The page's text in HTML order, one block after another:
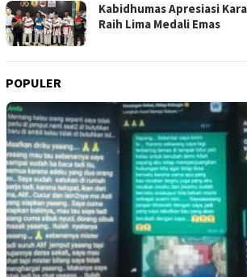
Kabidhumas Apresiasi
Raih Lima Medali Emas
POPULER